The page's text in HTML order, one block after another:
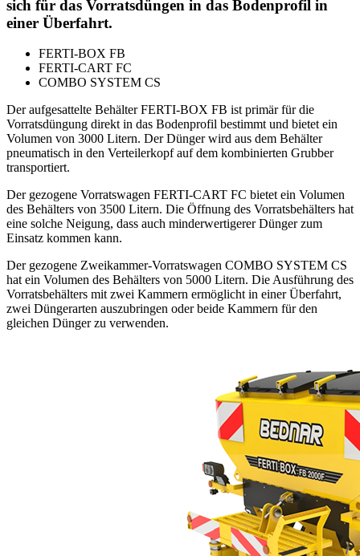
sich für das Vorratsdüngen in das Bodenprofil in
einer Überfahrt.
FERTI-BOX FB
FERTI-CART FC
COMBO SYSTEM CS
Der aufgesattelte Behälter FERTI-BOX FB ist primär für die
Vorratsdüngung direkt in das Bodenprofil bestimmt und bietet ein
Volumen von 3000 Litern. Der Dünger wird aus dem Behälter
pneumatisch in den Verteilerkopf auf dem kombinierten Grubber
transportiert.
Der gezogene Vorratswagen FERTI-CART FC bietet ein Volumen
des Behälters von 3500 Litern. Die Öffnung des Vorratsbehälters hat
eine solche Neigung, dass auch minderwertigerer Dünger zum
Einsatz kommen kann.
Der gezogene Zweikammer-Vorratswagen COMBO SYSTEM CS
hat ein Volumen des Behälters von 5000 Litern. Die Ausführung des
Vorratsbehälters mit zwei Kammern ermöglicht in einer Überfahrt,
zwei Düngerarten auszubringen oder beide Kammern für den
gleichen Dünger zu verwenden.